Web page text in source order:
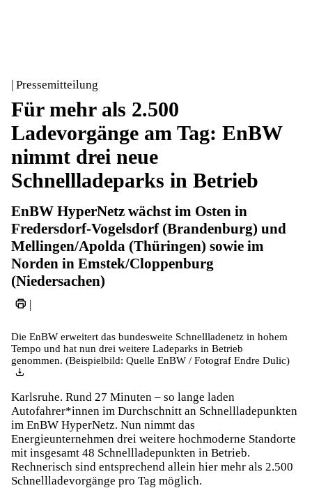
| Pressemitteilung
Für mehr als 2.500
Ladevorgänge am Tag: EnBW
nimmt drei neue
Schnellladeparks in Betrieb
EnBW HyperNetz wächst im Osten in
Fredersdorf-Vogelsdorf (Brandenburg) und
Mellingen/Apolda (Thüringen) sowie im
Norden in Emstek/Cloppenburg
(Niedersachen)
|
Die EnBW erweitert das bundesweite Schnellladenetz in hohem
Tempo und hat nun drei weitere Ladeparks in Betrieb
genommen. (Beispielbild: Quelle EnBW / Fotograf Endre Dulic)
Karlsruhe. Rund 27 Minuten – so lange laden
Autofahrer*innen im Durchschnitt an Schnellladepunkten
im EnBW HyperNetz. Nun nimmt das
Energieunternehmen drei weitere hochmoderne Standorte
mit insgesamt 48 Schnellladepunkten in Betrieb.
Rechnerisch sind entsprechend allein hier mehr als 2.500
Schnellladevorgänge pro Tag möglich.